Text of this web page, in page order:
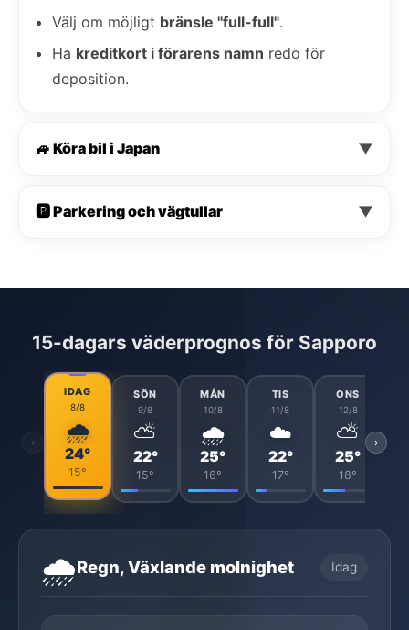
Välj om möjligt bränsle "full-full".
Ha kreditkort i förarens namn redo för
deposition.
🚙 Köra bil i Japan ▼
🅿️ Parkering och vägtullar ▼
15-dagars väderprognos för Sapporo
‹
IDAG
8/8
🌧️
24°
15°
SÖN
9/8
⛅
22°
15°
MÅN
10/8
🌧️
25°
16°
TIS
11/8
☁️
22°
17°
ONS
12/8
⛅
25°
18°
›
🌧️Regn, Växlande molnighet Idag